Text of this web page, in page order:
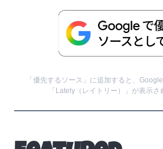
「優先するソース」に追加すると、
「Lately（レイトリー）」が表示